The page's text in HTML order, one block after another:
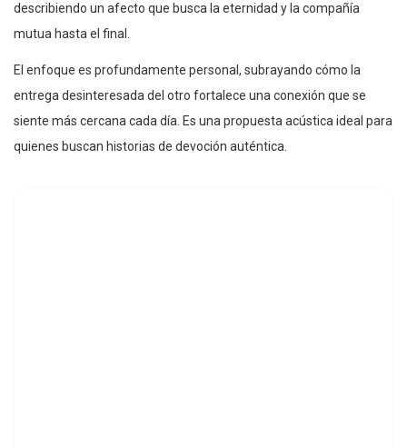
describiendo un afecto que busca la eternidad y la compañía
mutua hasta el final.
El enfoque es profundamente personal, subrayando cómo la
entrega desinteresada del otro fortalece una conexión que se
siente más cercana cada día. Es una propuesta acústica ideal para
quienes buscan historias de devoción auténtica.